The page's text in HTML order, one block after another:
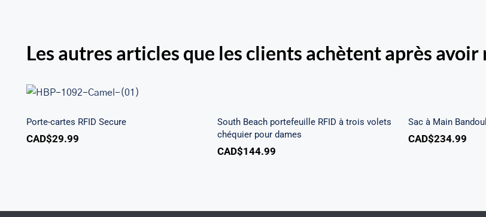
Les autres articles que les clients achètent après
Porte-cartes RFID Secure
Porte-cartes RFID Secure
CAD$29.99
South Beach portefeuille RFID à trois volets
chéquier pour dames
CAD$144.99
Sac à Main
CAD$234.99